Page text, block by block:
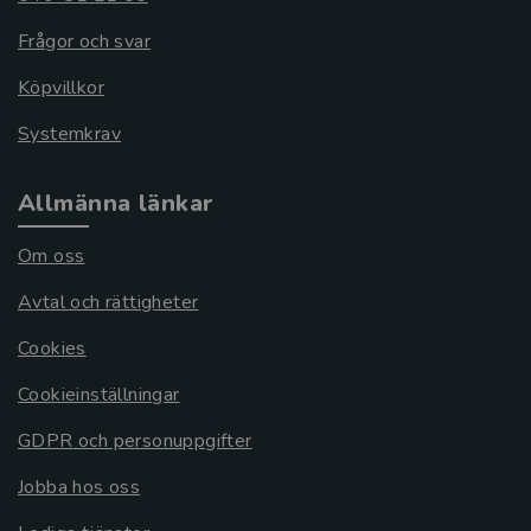
Frågor och svar
Köpvillkor
Systemkrav
Allmänna länkar
Om oss
Avtal och rättigheter
Cookies
Cookieinställningar
GDPR och personuppgifter
Jobba hos oss